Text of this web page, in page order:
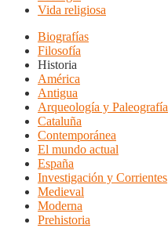
Vida religiosa
Biografías
Filosofía
Historia
América
Antigua
Arqueología y Paleografía
Cataluña
Contemporánea
El mundo actual
España
Investigación y Corrientes
Medieval
Moderna
Prehistoria